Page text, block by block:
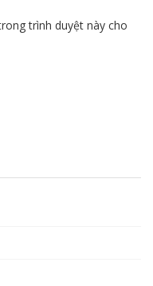
trình duyệt này cho